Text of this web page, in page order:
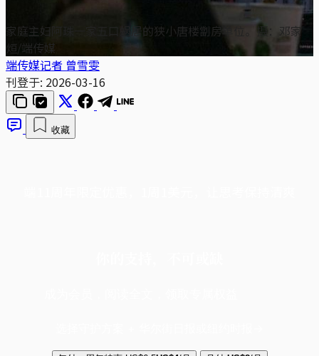
家庭主妇阿珠一家五口蜗居的狭小唐楼劏房单位。摄：邓家
烜/端传媒
端传媒记者 曾雪雯
刊登于: 2026-03-16
收藏